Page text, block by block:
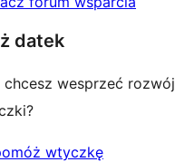
datek
chcesz wesprzeć rozwój
wtyczkę